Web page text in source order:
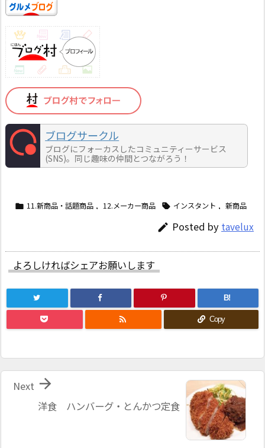
ブログサークル
ブログにフォーカスしたコミュニティーサービス
(SNS)。同じ趣味の仲間とつながろう！
 11.新商品・話題商品 , 12.メーカー商品  インスタント , 新商品
 Posted by tavelux
よろしければシェアお願いします
B!
 Copy
洋食 ハンバーグ・とんかつ定食

Next